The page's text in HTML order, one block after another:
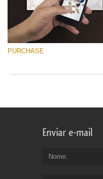
PURCHASE
Enviar e-mail
Nome